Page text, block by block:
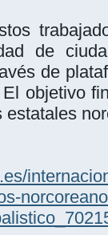
de
de
objetivo